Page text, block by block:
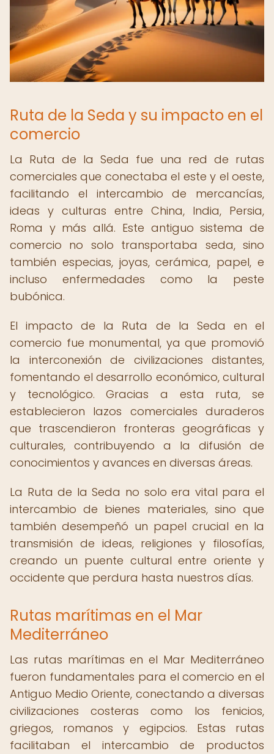
Ruta de la Seda y su impacto en el
comercio
La Ruta de la Seda fue una red de rutas
comerciales que conectaba el este y el oeste,
facilitando el intercambio de mercancías,
ideas y culturas entre China, India, Persia,
Roma y más allá. Este antiguo sistema de
comercio no solo transportaba seda, sino
también especias, joyas, cerámica, papel, e
incluso enfermedades como la peste
bubónica.
El impacto de la Ruta de la Seda en el
comercio fue monumental, ya que promovió
la interconexión de civilizaciones distantes,
fomentando el desarrollo económico, cultural
y tecnológico. Gracias a esta ruta, se
establecieron lazos comerciales duraderos
que trascendieron fronteras geográficas y
culturales, contribuyendo a la difusión de
conocimientos y avances en diversas áreas.
La Ruta de la Seda no solo era vital para el
intercambio de bienes materiales, sino que
también desempeñó un papel crucial en la
transmisión de ideas, religiones y filosofías,
creando un puente cultural entre oriente y
occidente que perdura hasta nuestros días.
Rutas marítimas en el Mar
Mediterráneo
Las rutas marítimas en el Mar Mediterráneo
fueron fundamentales para el comercio en el
Antiguo Medio Oriente, conectando a diversas
civilizaciones costeras como los fenicios,
griegos, romanos y egipcios. Estas rutas
facilitaban el intercambio de productos